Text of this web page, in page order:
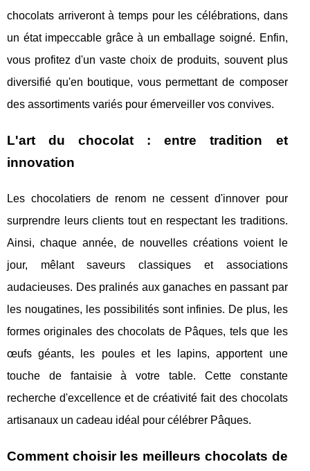
chocolats arriveront à temps pour les célébrations, dans
un état impeccable grâce à un emballage soigné. Enfin,
vous profitez d'un vaste choix de produits, souvent plus
diversifié qu'en boutique, vous permettant de composer
des assortiments variés pour émerveiller vos convives.
L'art du chocolat : entre tradition et
innovation
Les chocolatiers de renom ne cessent d'innover pour
surprendre leurs clients tout en respectant les traditions.
Ainsi, chaque année, de nouvelles créations voient le
jour, mêlant saveurs classiques et associations
audacieuses. Des pralinés aux ganaches en passant par
les nougatines, les possibilités sont infinies. De plus, les
formes originales des chocolats de Pâques, tels que les
œufs géants, les poules et les lapins, apportent une
touche de fantaisie à votre table. Cette constante
recherche d'excellence et de créativité fait des chocolats
artisanaux un cadeau idéal pour célébrer Pâques.
Comment choisir les meilleurs chocolats de